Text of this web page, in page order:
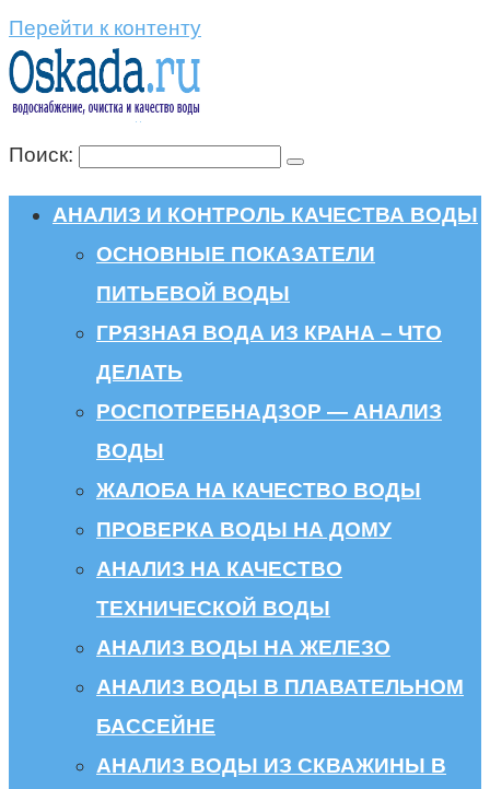
Перейти к контенту
Поиск:
АНАЛИЗ И КОНТРОЛЬ КАЧЕСТВА ВОДЫ
ОСНОВНЫЕ ПОКАЗАТЕЛИ
ПИТЬЕВОЙ ВОДЫ
ГРЯЗНАЯ ВОДА ИЗ КРАНА – ЧТО
ДЕЛАТЬ
РОСПОТРЕБНАДЗОР — АНАЛИЗ
ВОДЫ
ЖАЛОБА НА КАЧЕСТВО ВОДЫ
ПРОВЕРКА ВОДЫ НА ДОМУ
АНАЛИЗ НА КАЧЕСТВО
ТЕХНИЧЕСКОЙ ВОДЫ
АНАЛИЗ ВОДЫ НА ЖЕЛЕЗО
АНАЛИЗ ВОДЫ В ПЛАВАТЕЛЬНОМ
БАССЕЙНЕ
АНАЛИЗ ВОДЫ ИЗ СКВАЖИНЫ В